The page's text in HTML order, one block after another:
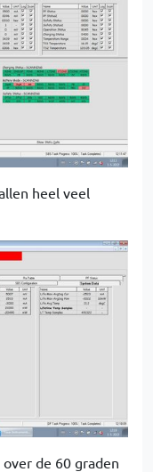
heel veel
de 60 graden